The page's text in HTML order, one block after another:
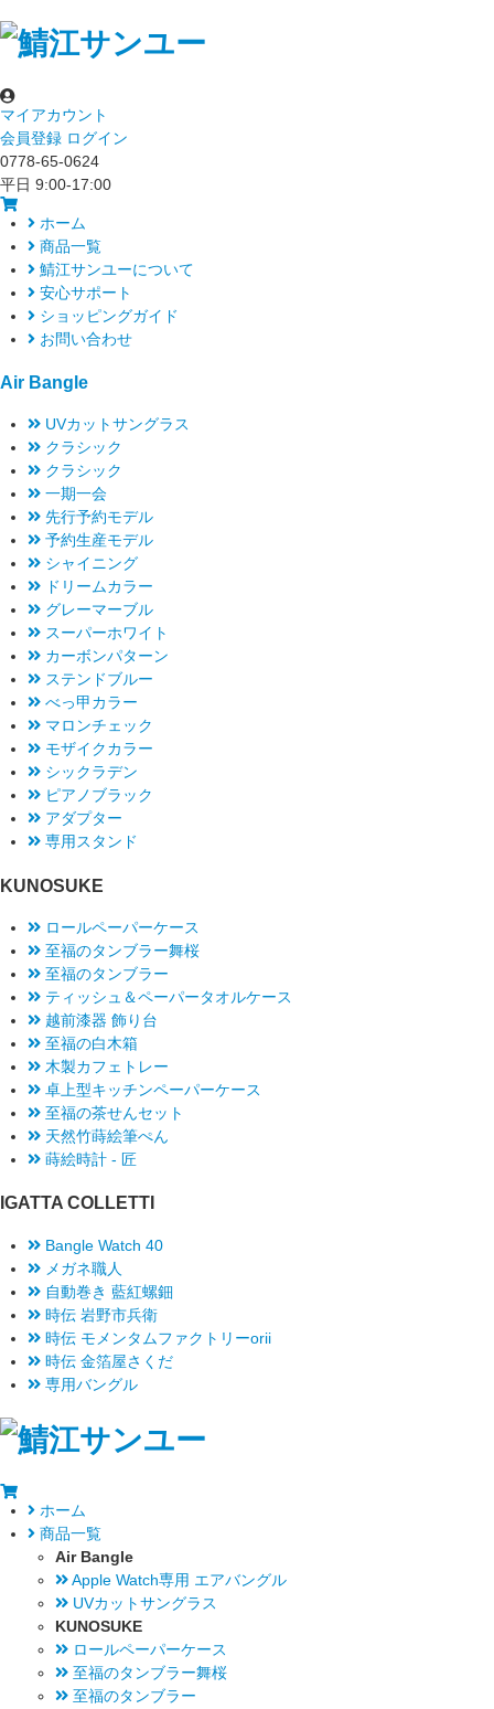
マイアカウント
会員登録 ログイン
0778-65-0624
平日 9:00-17:00
ホーム
商品一覧
鯖江サンユーについて
安心サポート
ショッピングガイド
お問い合わせ
Air Bangle
UVカットサングラス
クラシック
クラシック
一期一会
先行予約モデル
予約生産モデル
シャイニング
ドリームカラー
グレーマーブル
スーパーホワイト
カーボンパターン
ステンドブルー
べっ甲カラー
マロンチェック
モザイクカラー
シックラデン
ピアノブラック
アダプター
専用スタンド
KUNOSUKE
ロールペーパーケース
至福のタンブラー舞桜
至福のタンブラー
ティッシュ＆ペーパータオルケース
越前漆器 飾り台
至福の白木箱
木製カフェトレー
卓上型キッチンペーパーケース
至福の茶せんセット
天然竹蒔絵筆ぺん
蒔絵時計 - 匠
IGATTA COLLETTI
Bangle Watch 40
メガネ職人
自動巻き 藍紅螺鈿
時伝 岩野市兵衛
時伝 モメンタムファクトリーorii
時伝 金箔屋さくだ
専用バングル
ホーム
商品一覧
Air Bangle
Apple Watch専用 エアバングル
UVカットサングラス
KUNOSUKE
ロールペーパーケース
至福のタンブラー舞桜
至福のタンブラー